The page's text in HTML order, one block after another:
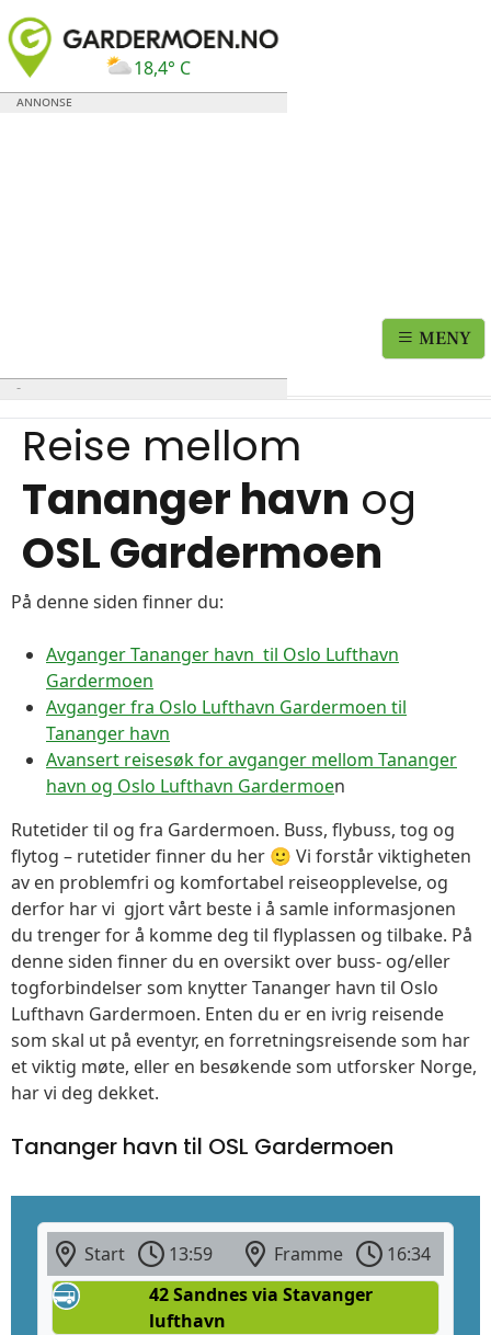
18,4° C
MENY
Reise mellom
Tananger havn og
OSL Gardermoen
På denne siden finner du:
Avganger Tananger havn til Oslo Lufthavn
Gardermoen
Avganger fra Oslo Lufthavn Gardermoen til
Tananger havn
Avansert reisesøk for avganger mellom Tananger
havn og Oslo Lufthavn Gardermoen
Rutetider til og fra Gardermoen. Buss, flybuss, tog og
flytog – rutetider finner du her 🙂 Vi forstår viktigheten
av en problemfri og komfortabel reiseopplevelse, og
derfor har vi gjort vårt beste i å samle informasjonen
du trenger for å komme deg til flyplassen og tilbake. På
denne siden finner du en oversikt over buss- og/eller
togforbindelser som knytter Tananger havn til Oslo
Lufthavn Gardermoen. Enten du er en ivrig reisende
som skal ut på eventyr, en forretningsreisende som har
et viktig møte, eller en besøkende som utforsker Norge,
har vi deg dekket.
Tananger havn til OSL Gardermoen
Start 13:59 Framme
16:34
42 Sandnes via Stavanger
lufthavn